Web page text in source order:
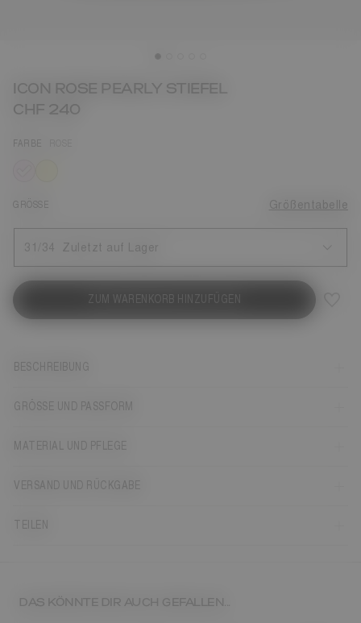
ICON ROSE PEARLY STIEFEL
CHF 240
FARBE
GRÖSSE Größentabelle
31/34 Zuletzt auf Lager
ZUM WARENKORB HINZUFÜGEN
BESCHREIBUNG
GRÖSSE UND PASSFORM
MATERIAL UND PFLEGE
VERSAND UND RÜCKGABE
TEILEN
DAS KÖNNTE DIR AUCH GEFALLEN...